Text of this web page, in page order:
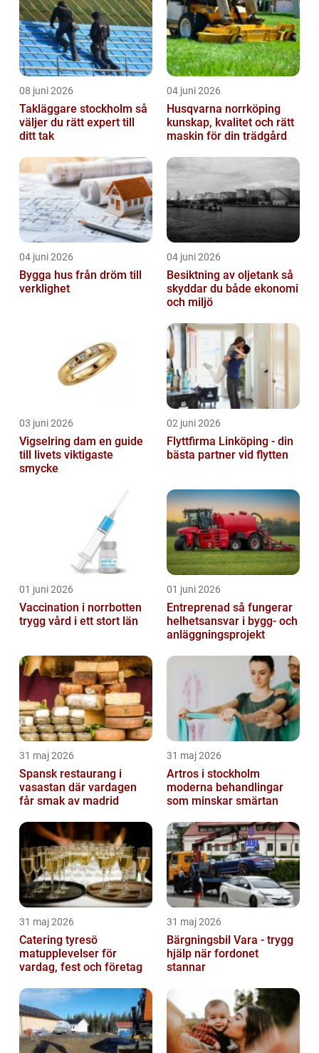
08 juni 2026
Takläggare stockholm så
väljer du rätt expert till
ditt tak
04 juni 2026
Husqvarna norrköping
kunskap, kvalitet och rätt
maskin för din trädgård
04 juni 2026
Bygga hus från dröm till
verklighet
04 juni 2026
Besiktning av oljetank så
skyddar du både ekonomi
och miljö
03 juni 2026
Vigselring dam en guide
till livets viktigaste
smycke
02 juni 2026
Flyttfirma Linköping - din
bästa partner vid flytten
01 juni 2026
Vaccination i norrbotten
trygg vård i ett stort län
01 juni 2026
Entreprenad så fungerar
helhetsansvar i bygg- och
anläggningsprojekt
31 maj 2026
Spansk restaurang i
vasastan där vardagen
får smak av madrid
31 maj 2026
Artros i stockholm
moderna behandlingar
som minskar smärtan
31 maj 2026
Catering tyresö
matupplevelser för
vardag, fest och företag
31 maj 2026
Bärgningsbil Vara - trygg
hjälp när fordonet
stannar